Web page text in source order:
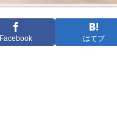
Facebook はてブ